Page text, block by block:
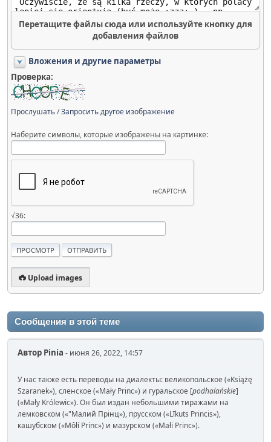
Перетащите файлы сюда или используйте кнопку для
добавления файлов
Вложения и другие параметры
Проверка:
Прослушать/Запросить другое изображение
Наберите символы, которые изображены на картинке:
√36:
Upload images
Сообщения в этой теме
Автор Pinia - июня 26, 2022, 14:57
У нас также есть переводы на диалекты: великопольское («Książę
Szaranek»), сленское («Mały Princ») и гуральское [podhalańskie]
(«Mały Królewic»). Он был издан небольшими тиражами на
лемковском («"Малий Прінц»), прусском («Līkuts Princis»),
кашубском («Môłí Princ») и мазурском («Małi Princ»).